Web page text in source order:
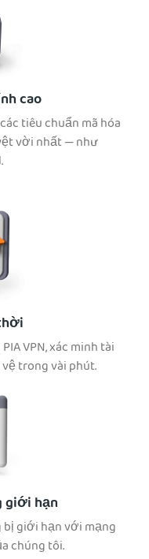
cao
tiêu chuẩn mã hóa
vời nhất — như
VPN, xác minh tài
trong vài phút.
giới hạn
giới hạn với mạng
chúng tôi.